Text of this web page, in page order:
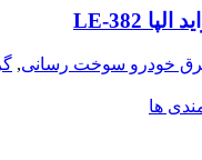
خودرو سوخت رسانی,
ها